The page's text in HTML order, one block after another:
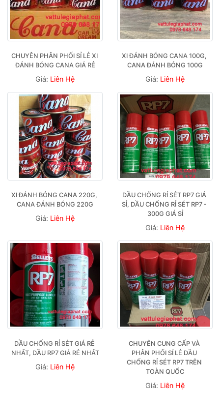
CHUYÊN PHÂN PHỐI SỈ LẺ XI
ĐÁNH BÓNG CANA GIÁ RẺ
Giá: Liên Hệ
XI ĐÁNH BÓNG CANA 100G,
CANA ĐÁNH BÓNG 100G
Giá: Liên Hệ
XI ĐÁNH BÓNG CANA 220G,
CANA ĐÁNH BÓNG 220G
Giá: Liên Hệ
DẦU CHỐNG RỈ SÉT RP7 GIÁ
SỈ, DẦU CHỐNG RỈ SÉT RP7 -
300G GIÁ SỈ
Giá: Liên Hệ
DẦU CHỐNG RỈ SÉT GIÁ RẺ
NHẤT, DẦU RP7 GIÁ RẺ NHẤT
Giá: Liên Hệ
CHUYÊN CUNG CẤP VÀ
PHÂN PHỐI SỈ LẺ DẦU
CHỐNG RỈ SÉT RP7 TRÊN
TOÀN QUỐC
Giá: Liên Hệ